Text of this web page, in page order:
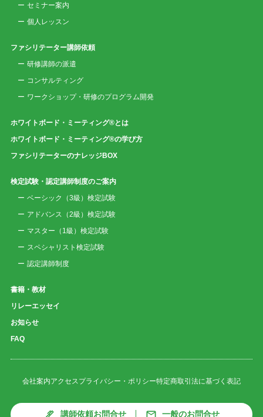
セミナー案内
個人レッスン
ファシリテーター講師依頼
研修講師の派遣
コンサルティング
ワークショップ・研修のプログラム開発
ホワイトボード・ミーティング®とは
ホワイトボード・ミーティング®の学び方
ファシリテーターのナレッジBOX
検定試験・認定講師制度のご案内
ベーシック（3級）検定試験
アドバンス（2級）検定試験
マスター（1級）検定試験
スペシャリスト検定試験
認定講師制度
書籍・教材
リレーエッセイ
お知らせ
FAQ
会社案内アクセスプライバシー・ポリシー特定商取引法に基づく表記
講師依頼お問合せ 一般のお問合せ